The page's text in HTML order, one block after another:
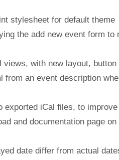
stylesheet for default theme
the add new event form to
views, with new layout,
from an event description
exported iCal files, to
and documentation page
date differ from actual